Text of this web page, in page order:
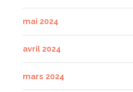
mai 2024
avril 2024
mars 2024